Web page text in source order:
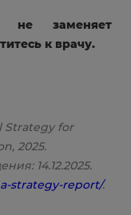
не заменяет
к врачу.
Strategy for
2025.
14.12.2025.
strategy-report/.